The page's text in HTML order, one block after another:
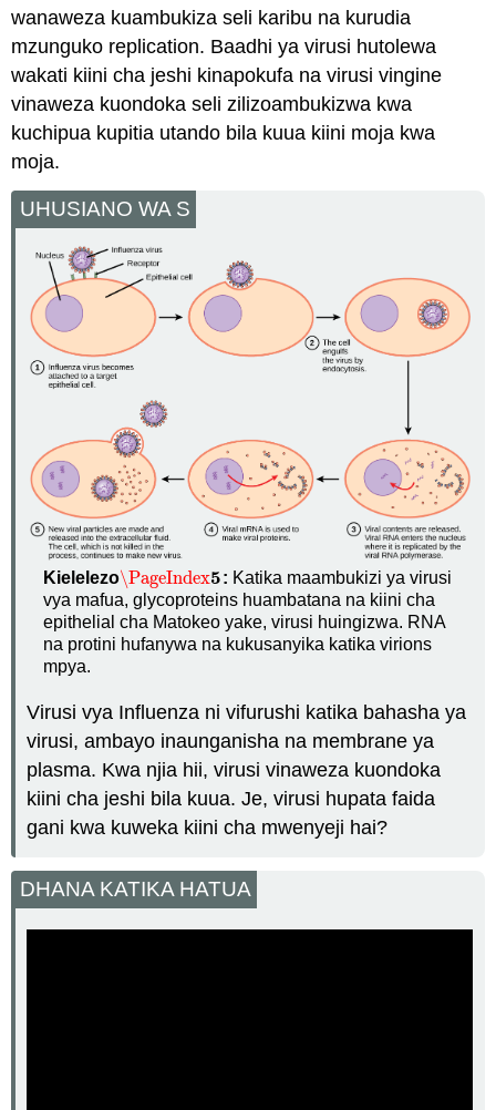
wanaweza kuambukiza seli karibu na kurudia
mzunguko replication. Baadhi ya virusi hutolewa
wakati kiini cha jeshi kinapokufa na virusi vingine
vinaweza kuondoka seli zilizoambukizwa kwa
kuchipua kupitia utando bila kuua kiini moja kwa
moja.
UHUSIANO WA S
Kielelezo\PageIndex5
\PageIndex5 : Katika maambukizi ya virusi
vya mafua, glycoproteins huambatana na kiini cha
epithelial cha Matokeo yake, virusi huingizwa. RNA
na protini hufanywa na kukusanyika katika virions
mpya.
Virusi vya Influenza ni vifurushi katika bahasha ya
virusi, ambayo inaunganisha na membrane ya
plasma. Kwa njia hii, virusi vinaweza kuondoka
kiini cha jeshi bila kuua. Je, virusi hupata faida
gani kwa kuweka kiini cha mwenyeji hai?
DHANA KATIKA HATUA